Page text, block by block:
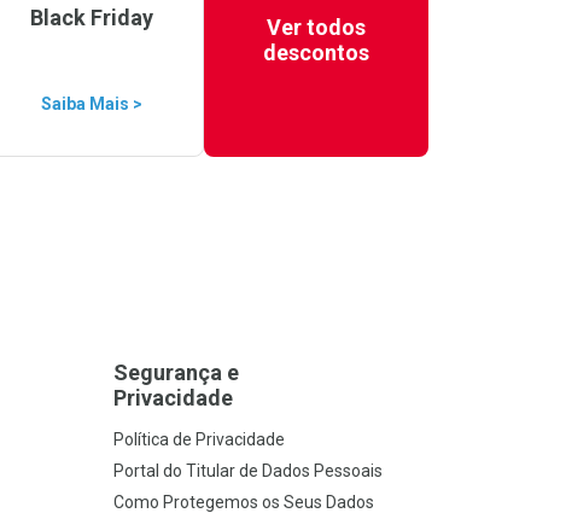
Black Friday
Saiba Mais >
Ver todos
descontos
Segurança e
Privacidade
Política de Privacidade
Portal do Titular de Dados Pessoais
Como Protegemos os Seus Dados